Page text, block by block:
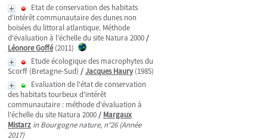
Etat de conservation des habitats
d'intérêt communautaire des dunes non
boisées du littoral atlantique. Méthode
d'évaluation à l'échelle du site Natura 2000/
Léonore Goffé(2011)
Etude écologique des macrophytes du
Scorff (Bretagne-Sud) /Jacques Haury(1985)
Evaluation de l'état de conservation
des habitats tourbeux d'intérêt
communautaire : méthode d'évaluation à
l'échelle du site Natura 2000/ Margaux
Mistarz in Bourgogne nature, n°26 (Année
2017)